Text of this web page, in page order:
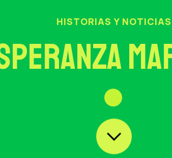
HISTORIAS Y NOTICIAS